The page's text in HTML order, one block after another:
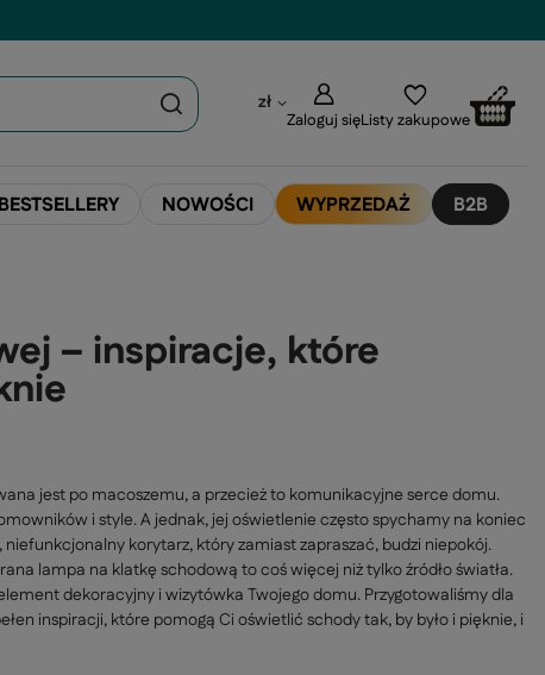
zł
Zaloguj sięListy zakupowe
BESTSELLERY NOWOŚCI WYPRZEDAŻ B2B
– inspiracje, które
jest po macoszemu, a przecież to komunikacyjne serce domu.
i style. A jednak, jej oświetlenie często spychamy na koniec
korytarz, który zamiast zapraszać, budzi niepokój.
lampa na klatkę schodową to coś więcej niż tylko źródło światła.
dekoracyjny i wizytówka Twojego domu. Przygotowaliśmy dla
inspiracji, które pomogą Ci oświetlić schody tak, by było i pięknie, i